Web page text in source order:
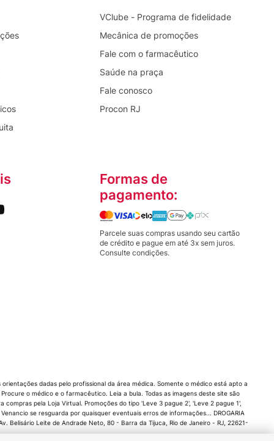
VClube - Programa de fidelidade
Mecânica de promoções
Fale com o farmacêutico
Saúde na praça
Fale conosco
Procon RJ
Formas de
pagamento:
Parcele suas compras usando seu cartão
de crédito e pague em até 3x sem juros.
Consulte condições.
dadas pelo profissional da área médica. Somente o médico está apto a
o médico e o farmacêutico. Leia a bula. Todas as imagens deste site são
pela Loja Virtual. Promoções do tipo 'Leve 3 pague 2', 'Leve 2 pague 1',
se resguarda por quaisquer eventuais erros de informações... DROGARIA
Belisário Leite de Andrade Neto, 80 - Barra da Tijuca, Rio de Janeiro - RJ, 22621-